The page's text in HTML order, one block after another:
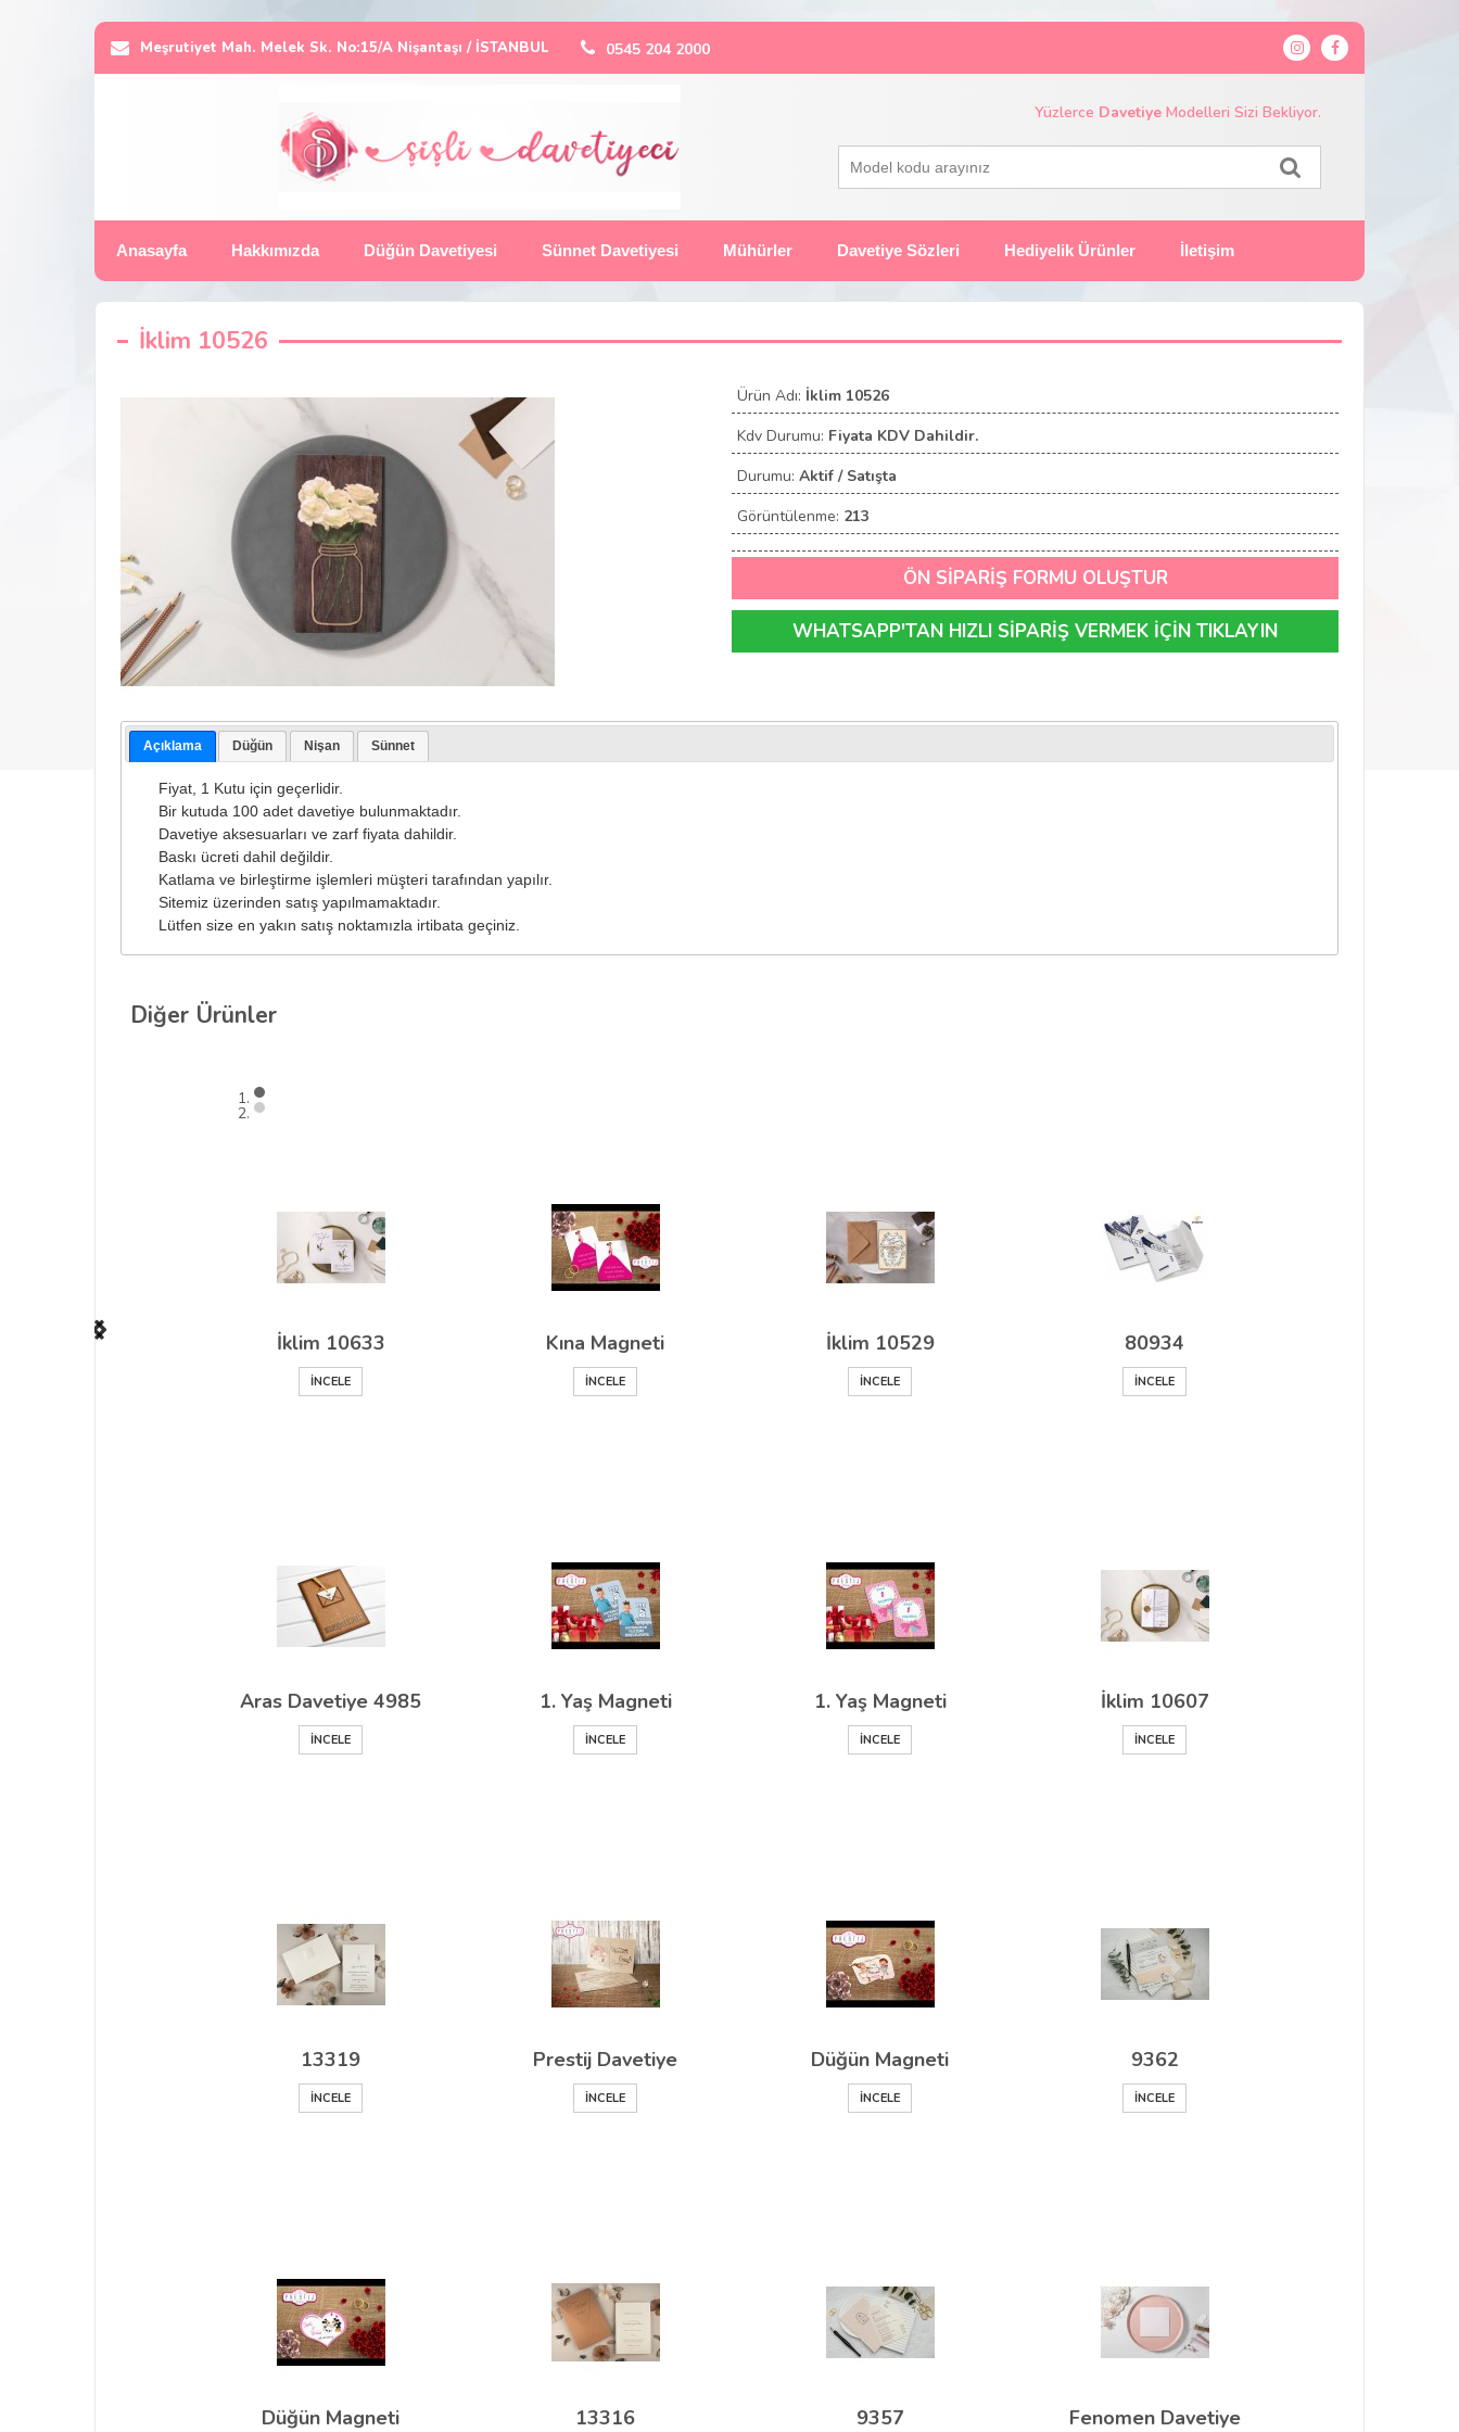
Meşrutiyet Mah. Melek Sk. No:15/A Nişantaşı / İSTANBUL 0545 204 2000
Yüzlerce Davetiye Modelleri Sizi Bekliyor.
Anasayfa Hakkımızda Düğün Davetiyesi Sünnet Davetiyesi Mühürler Davetiye Sözleri Hediyelik Ürünler İletişim
İklim 10526
Ürün Adı: İklim 10526
Kdv Durumu: Fiyata KDV Dahildir.
Durumu: Aktif / Satışta
Görüntülenme: 213
ÖN SİPARİŞ FORMU OLUŞTUR
WHATSAPP'TAN HIZLI SİPARİŞ VERMEK İÇİN TIKLAYIN
Açıklama Düğün Nişan Sünnet
Fiyat, 1 Kutu için geçerlidir.
Bir kutuda 100 adet davetiye bulunmaktadır.
Davetiye aksesuarları ve zarf fiyata dahildir.
Baskı ücreti dahil değildir.
Katlama ve birleştirme işlemleri müşteri tarafından yapılır.
Sitemiz üzerinden satış yapılmamaktadır.
Lütfen size en yakın satış noktamızla irtibata geçiniz.
Diğer Ürünler
İklim 10633
İNCELE
Kına Magneti
İNCELE
İklim 10529
İNCELE
80934
İNCELE
Aras Davetiye 4985
İNCELE
1. Yaş Magneti
İNCELE
1. Yaş Magneti
İNCELE
İklim 10607
İNCELE
13319
İNCELE
Prestij Davetiye
İNCELE
Düğün Magneti
İNCELE
9362
İNCELE
Düğün Magneti 13316 9357 Fenomen Davetiye